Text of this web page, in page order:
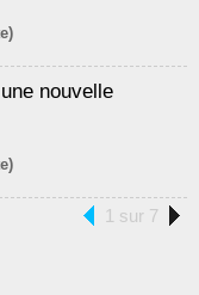
nouvelle
1 sur 7